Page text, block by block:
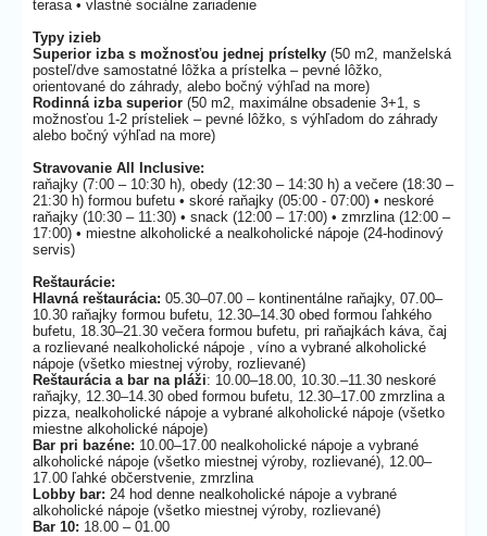
terasa • vlastné sociálne zariadenie
Typy izieb
Superior izba s možnosťou jednej prístelky (50 m2, manželská
posteľ/dve samostatné lôžka a prístelka – pevné lôžko,
orientované do záhrady, alebo bočný výhľad na more)
Rodinná izba superior (50 m2, maximálne obsadenie 3+1, s
možnosťou 1-2 prísteliek – pevné lôžko, s výhľadom do záhrady
alebo bočný výhľad na more)
Stravovanie All Inclusive:
raňajky (7:00 – 10:30 h), obedy (12:30 – 14:30 h) a večere (18:30 –
21:30 h) formou bufetu • skoré raňajky (05:00 - 07:00) • neskoré
raňajky (10:30 – 11:30) • snack (12:00 – 17:00) • zmrzlina (12:00 –
17:00) • miestne alkoholické a nealkoholické nápoje (24-hodinový
servis)
Reštaurácie:
Hlavná reštaurácia: 05.30–07.00 – kontinentálne raňajky, 07.00–
10.30 raňajky formou bufetu, 12.30–14.30 obed formou ľahkého
bufetu, 18.30–21.30 večera formou bufetu, pri raňajkách káva, čaj
a rozlievané nealkoholické nápoje , víno a vybrané alkoholické
nápoje (všetko miestnej výroby, rozlievané)
Reštaurácia a bar na pláži: 10.00–18.00, 10.30.–11.30 neskoré
raňajky, 12.30–14.30 obed formou bufetu, 12.30–17.00 zmrzlina a
pizza, nealkoholické nápoje a vybrané alkoholické nápoje (všetko
miestne alkoholické nápoje)
Bar pri bazéne: 10.00–17.00 nealkoholické nápoje a vybrané
alkoholické nápoje (všetko miestnej výroby, rozlievané), 12.00–
17.00 ľahké občerstvenie, zmrzlina
Lobby bar: 24 hod denne nealkoholické nápoje a vybrané
alkoholické nápoje (všetko miestnej výroby, rozlievané)
Bar 10: 18.00 – 01.00